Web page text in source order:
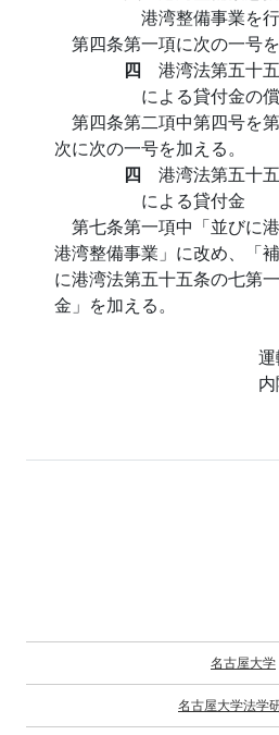
港湾整備事業を
第四条第一項に次の一号を
四 港湾法第五十
による貸付金の
第四条第二項中第四号を
次に次の一号を加える。
四 港湾法第五十
による貸付金
第七条第一項中「並びに
港湾整備事業」に改め、「
に港湾法第五十五条の七第
金」を加える。
名古屋大学
名古屋大学法学